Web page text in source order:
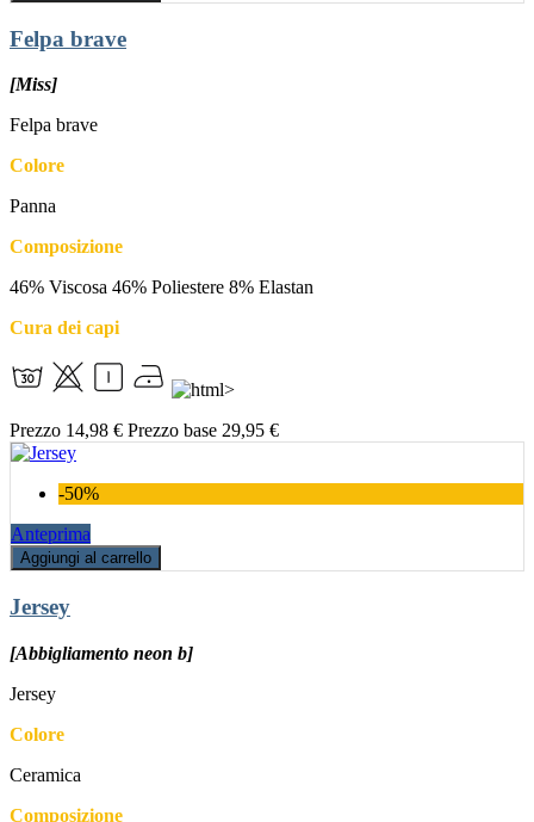
Felpa brave
[Miss]
Felpa brave
Colore
Panna
Composizione
46% Viscosa 46% Poliestere 8% Elastan
Cura dei capi
Prezzo 14,98 € Prezzo base 29,95 €
-50%
Anteprima
Aggiungi al carrello
Jersey
[Abbigliamento neon b]
Jersey
Colore
Ceramica
Composizione